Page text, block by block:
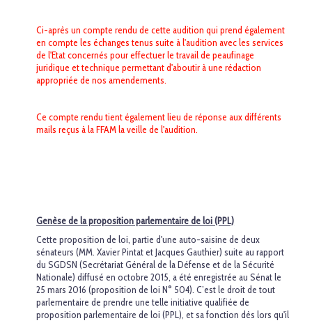
Ci-après un compte rendu de cette audition qui prend également
en compte les échanges tenus suite à l'audition avec les services
de l'Etat concernés pour effectuer le travail de peaufinage
juridique et technique permettant d'aboutir à une rédaction
appropriée de nos amendements.
Ce compte rendu tient également lieu de réponse aux différents
mails reçus à la FFAM la veille de l'audition.
Genèse de la proposition parlementaire de loi (PPL)
Cette proposition de loi, partie d'une auto-saisine de deux
sénateurs (MM. Xavier Pintat et Jacques Gauthier) suite au rapport
du SGDSN (Secrétariat Général de la Défense et de la Sécurité
Nationale) diffusé en octobre 2015, a été enregistrée au Sénat le
25 mars 2016 (proposition de loi N° 504). C’est le droit de tout
parlementaire de prendre une telle initiative qualifiée de
proposition parlementaire de loi (PPL), et sa fonction dès lors qu'il